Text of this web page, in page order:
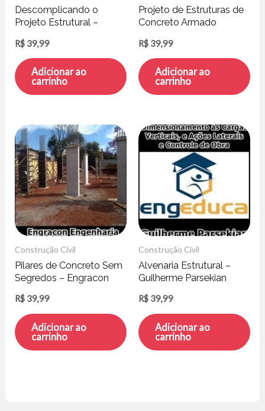
Descomplicando o
Projeto Estrutural –
R$ 39,99
Adicionar ao
carrinho
Projeto de Estruturas de
Concreto Armado
Portela
R$ 39,99
Adicionar ao
carrinho
Construção Civil
Pilares de Concreto Sem
Segredos – Engracon
R$ 39,99
Adicionar ao
carrinho
Construção Civil
Alvenaria Estrutural –
Guilherme Parsekian
R$ 39,99
Adicionar ao
carrinho